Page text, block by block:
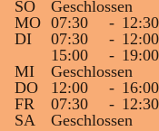
SO
Geschlossen
MO 07:30 - 12:30
DI
07:30 - 12:00
15:00
- 19:00
MI
Geschlossen
DO
12:00 - 16:00
FR
07:30 - 12:30
SA
Geschlossen